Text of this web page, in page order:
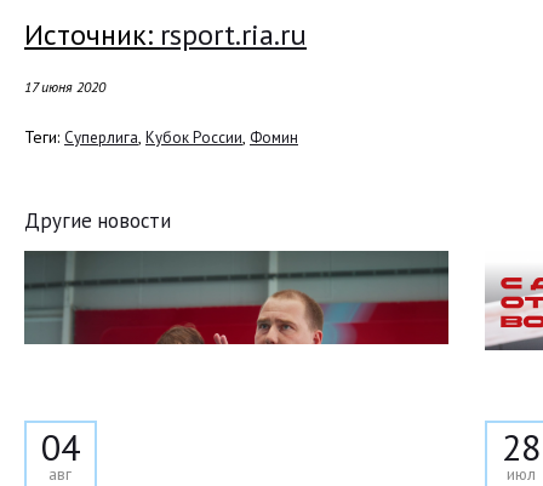
Источник: rsport.ria.ru
17 июня 2020
Теги: Суперлига Кубок России Фомин
Другие новости
04
авг
28
июл